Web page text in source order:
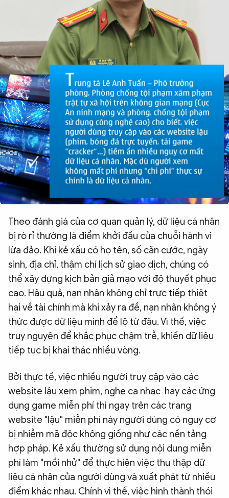
Theo đánh giá của cơ quan quản lý, dữ liệu cá nhân
bị rò rỉ thường là điểm khởi đầu của chuỗi hành vi
lừa đảo. Khi kẻ xấu có họ tên, số căn cước, ngày
sinh, địa chỉ, thậm chí lịch sử giao dịch, chúng có
thể xây dựng kịch bản giả mạo với độ thuyết phục
cao. Hậu quả, nạn nhân không chỉ trực tiếp thiệt
hại về tài chính mà khi xảy ra đề, nạn nhân không ý
thức được dữ liệu mình để lộ từ đâu. Vì thế, việc
truy nguyên để khắc phục chậm trễ, khiến dữ liệu
tiếp tục bị khai thác nhiều vòng.
Bởi thực tế, việc nhiều người truy cập vào các
website lậu xem phim, nghe ca nhạc hay các ứng
dụng game miễn phí thì ngay trên các trang
website "lậu" miễn phí này người dùng có nguy cơ
bị nhiễm mã độc không giống như các nền tảng
hợp pháp. Kẻ xấu thường sử dụng nội dung miễn
phí làm "mồi nhử" để thực hiện việc thu thập dữ
liệu cá nhân của người dùng và xuất phát từ nhiều
điểm khác nhau. Chính vì thế, việc hình thành thói